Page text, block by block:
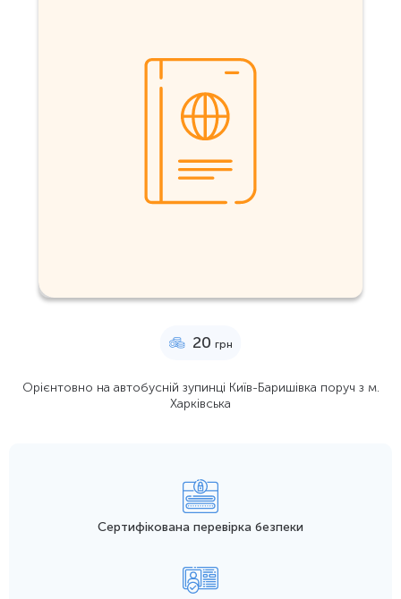
20 грн
Орієнтовно на автобусній зупинці Київ-Баришівка поруч з м.
Харківська
Сертифікована перевірка безпеки